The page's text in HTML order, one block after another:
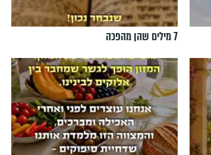
7 מילים שהן מהפכה